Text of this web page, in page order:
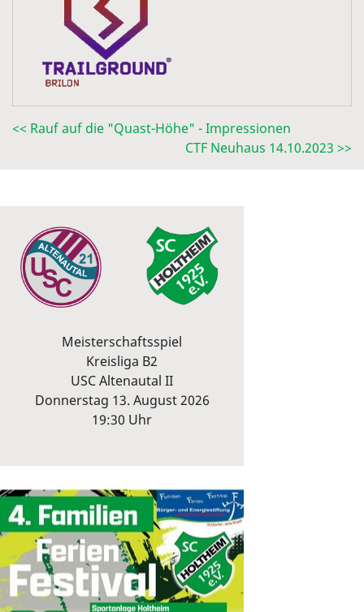
<< Rauf auf die "Quast-Höhe" - Impressionen
CTF Neuhaus 14.10.2023 >>
Meisterschaftsspiel
Kreisliga B2
USC Altenautal II
Donnerstag 13. August 2026
19:30 Uhr